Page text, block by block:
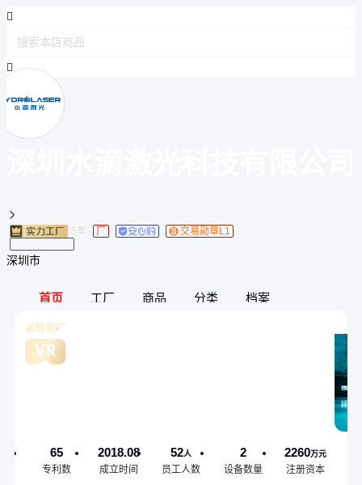

5年
厂
交易勋章L1
深圳市
首页 工厂 商品 分类 档案
65
专利数
2018.08
成立时间
52人
员工人数
2
设备数量
2260万元
注册资本